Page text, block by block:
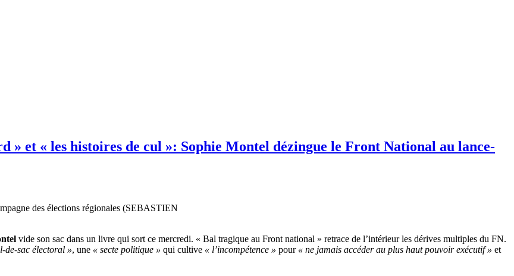
» et « les histoires de cul »: Sophie Montel dézingue le Front National au lance-
des élections régionales (SEBASTIEN
vide son sac dans un livre qui sort ce mercredi. « Bal tragique au Front national » retrace de l’intérieur les dérives multiples du FN.
de-sac électoral », une « secte politique » qui cultive « l’incompétence » pour « ne jamais accéder au plus haut pouvoir exécutif » et